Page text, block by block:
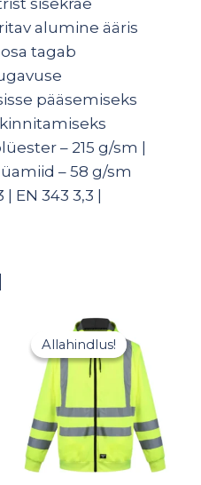
sisekrae
alumine ääris
tagab
pääsemiseks
– 215 g/sm |
– 58 g/sm
| EN 343 3,3 |
Allahindlus!
Allahindlus!
33,60